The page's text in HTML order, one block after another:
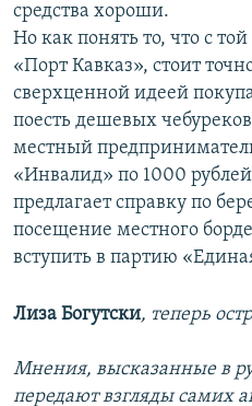
средства хороши.
Но как понять то, что с
«Порт Кавказ», стоит
сверхценной идеей
поесть дешевых
местный
«Инвалид» по 1000
предлагает справку по
посещение местного
вступить в партию
Лиза Богутски, теперь
Мнения, высказанные в
передают взгляды самих